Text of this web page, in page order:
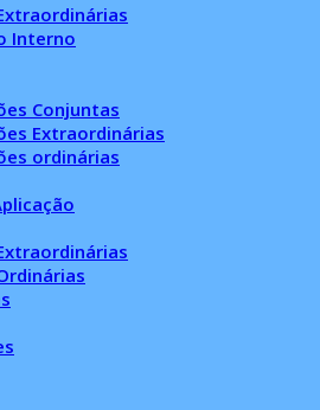
Interno
Conjuntas
Extraordinárias
ordinárias